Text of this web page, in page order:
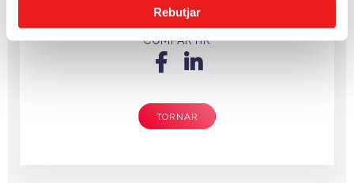
Rebutjar
COMPARTIR
TORNAR